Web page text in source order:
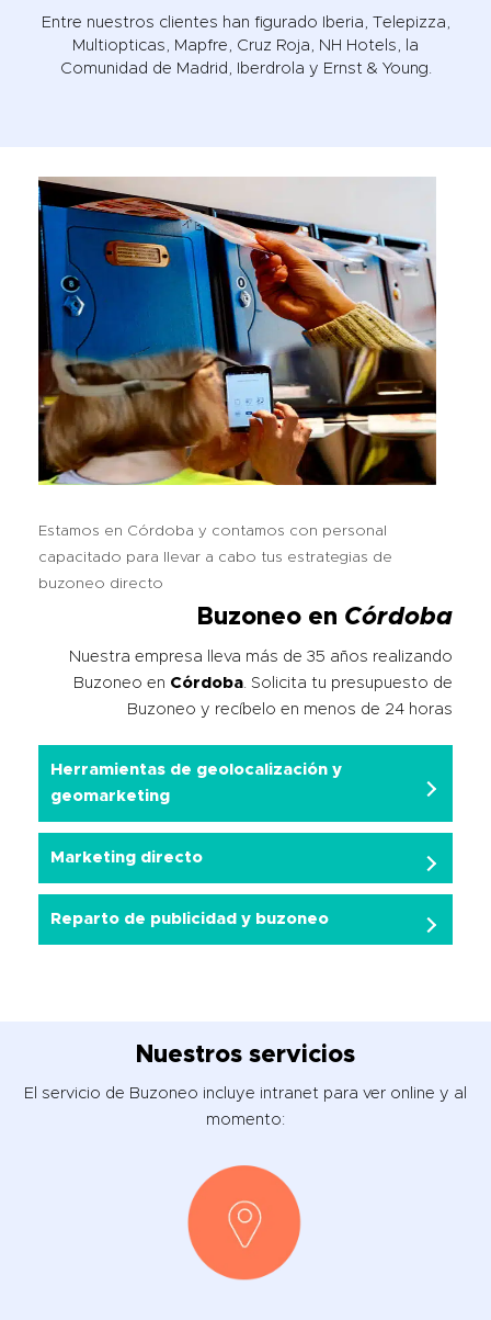
Entre nuestros clientes han figurado Iberia, Telepizza,
Multiopticas, Mapfre, Cruz Roja, NH Hotels, la
Comunidad de Madrid, Iberdrola y Ernst & Young.
Estamos en Córdoba y contamos con personal
capacitado para llevar a cabo tus estrategias de
buzoneo directo
Buzoneo en Córdoba
Nuestra empresa lleva más de 35 años realizando
Buzoneo en Córdoba . Solicita tu presupuesto de
Buzoneo y recíbelo en menos de 24 horas
Herramientas de geolocalización y
geomarketing
Marketing directo
Reparto de publicidad y buzoneo
Nuestros servicios
El servicio de Buzoneo incluye intranet para ver online y al
momento: